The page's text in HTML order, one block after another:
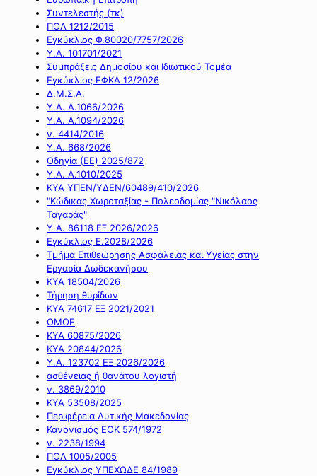
Συντελεστής (τκ)
ΠΟΛ 1212/2015
Εγκύκλιος Φ.80020/7757/2026
Υ.Α. 101701/2021
Συμπράξεις Δημοσίου και Ιδιωτικού Τομέα
Εγκύκλιος ΕΦΚΑ 12/2026
Δ.Μ.Σ.Α.
Υ.Α. Α.1066/2026
Υ.Α. Α.1094/2026
ν. 4414/2016
Y.A. 668/2026
Οδηγία (ΕΕ) 2025/872
Υ.Α. Α.1010/2025
ΚΥΑ ΥΠΕΝ/ΥΔΕΝ/60489/410/2026
"Κώδικας Χωροταξίας - Πολεοδομίας "Νικόλαος
Ταγαράς"
Υ.Α. 86118 ΕΞ 2026/2026
Εγκύκλιος Ε.2028/2026
Τμήμα Επιθεώρησης Ασφάλειας και Υγείας στην
Εργασία Δωδεκανήσου
ΚΥΑ 18504/2026
Τήρηση θυρίδων
ΚΥΑ 74617 ΕΞ 2021/2021
ΟΜΟΕ
ΚΥΑ 60875/2026
ΚΥΑ 20844/2026
Υ.Α. 123702 ΕΞ 2026/2026
ασθένειας ή θανάτου λογιστή
ν. 3869/2010
ΚΥΑ 53508/2025
Περιφέρεια Δυτικής Μακεδονίας
Κανονισμός ΕΟΚ 574/1972
ν. 2238/1994
ΠΟΛ 1005/2005
Εγκύκλιος ΥΠΕΧΩΔΕ 84/1989